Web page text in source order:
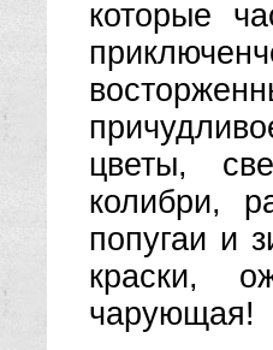
которые
цветы,
колибри,
попугаи и
краски,
чарующая!